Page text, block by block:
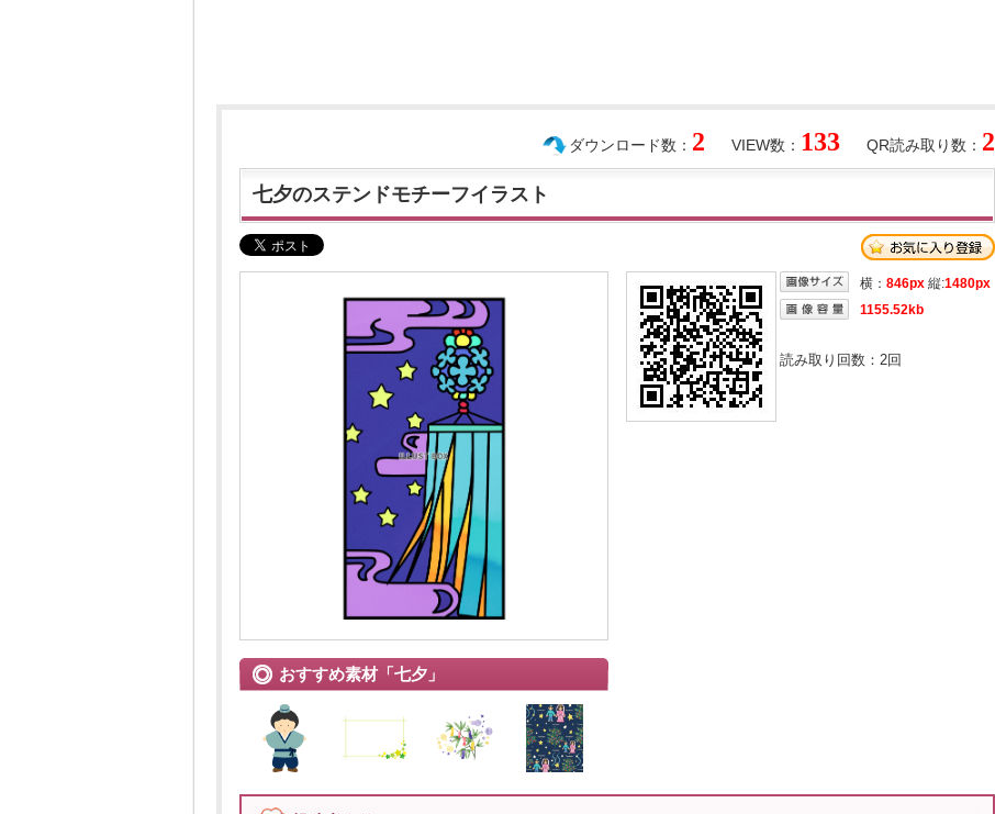
QR読み取り数： 2
VIEW数： 133
ダウンロード数： 2
七夕のステンドモチーフイラスト
おすすめ素材「七夕」
横： 846px 縦:1480px
1155.52kb
読み取り回数： 2回